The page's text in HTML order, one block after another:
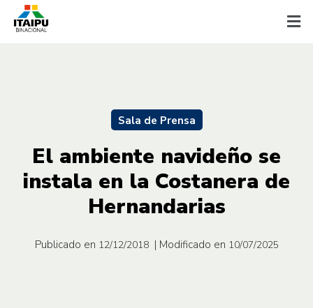
Sala de Prensa
El ambiente navideño se
instala en la Costanera de
Hernandarias
Publicado en 12/12/2018 | Modificado en 10/07/2025